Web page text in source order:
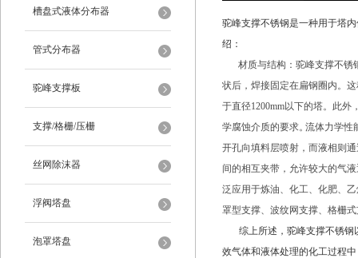
槽盘式液体分布器
管式分布器
驼峰支撑板
支撑/格栅/压栅
丝网除沫器
浮阀塔盘
泡罩塔盘
驼峰支撑不锈钢是一种用于塔
绍：‌
材质与结构：‌驼峰支撑不锈钢
状后，‌焊接固定在扁钢圈内。‌
于直径1200mm以下的塔。‌此外
学腐蚀介质的要求。‌流体力学性
开孔向填料层喷射，‌而液相则
间的相互夹带，‌允许较大的气液
泛应用于炼油、‌化工、‌化肥、‌
罩型支撑、‌波纹网支撑、‌格栅
综上所述，‌驼峰支撑不锈钢
效气体和液体处理的化工过程